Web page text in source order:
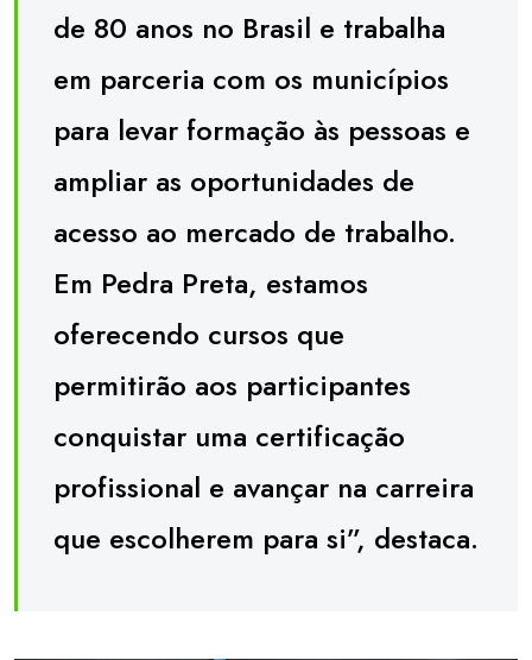
de 80 anos no Brasil e trabalha
em parceria com os municípios
para levar formação às pessoas e
ampliar as oportunidades de
acesso ao mercado de trabalho.
Em Pedra Preta, estamos
oferecendo cursos que
permitirão aos participantes
conquistar uma certificação
profissional e avançar na carreira
que escolherem para si”, destaca.